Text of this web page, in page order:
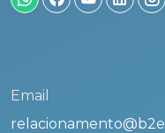
Email